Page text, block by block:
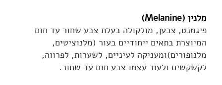
מלנין (Melanine)
פיגמנט, צבען, מולקולה בעלת צבע שחור עד חום
המיוצרת בתאים ייחודיים בעור (מלנוציטים,
מלנופורים)ומעניקה לעיניים, לשערות, לפרווה,
לקשקשים ולעור עצמו צבע חום עד שחור.